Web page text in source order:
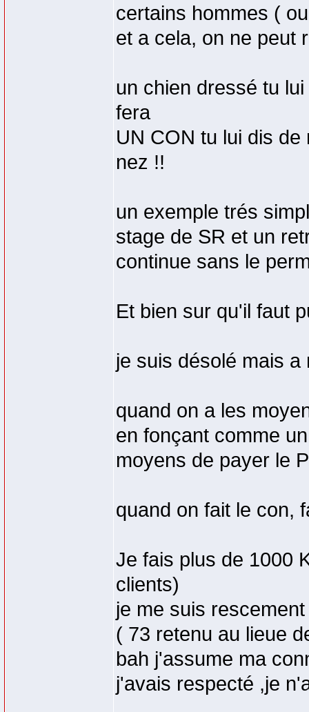
certains hommes (
et a cela, on ne peut
un chien dressé tu
fera
UN CON tu lui dis
nez !!
un exemple trés
stage de SR et un
continue sans le
Et bien sur qu'il faut
je suis désolé mais
quand on a les
en fonçant comme
moyens de payer le
quand on fait le con,
Je fais plus de 1000
clients)
je me suis
( 73 retenu au lieue
bah j'assume ma
j'avais respecté ,je